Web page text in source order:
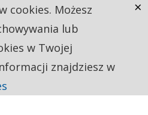
cookies. Możesz
lub
w Twojej
znajdziesz w
×